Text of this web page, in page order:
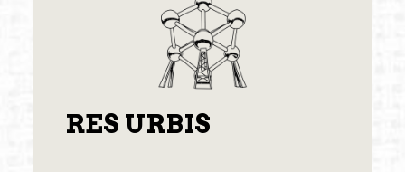
RES URBIS